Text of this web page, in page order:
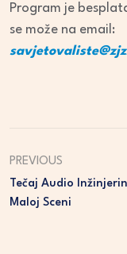
Program je
se može na email:
PREVIOUS
Tečaj Audio
Maloj Sceni